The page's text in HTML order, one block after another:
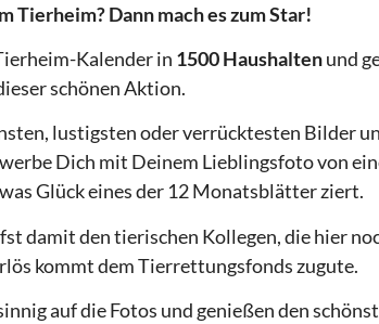
Tierheim? Dann mach es zum Star!
Kalender in 1500 Haushaltenund
schönen Aktion.
lustigsten oder verrücktesten Bilder
Dich mit Deinem Lieblingsfoto von
Glück eines der 12 Monatsblätter ziert.
damit den tierischen Kollegen, die hier
kommt dem Tierrettungsfonds zugute.
auf die Fotos und genießen den